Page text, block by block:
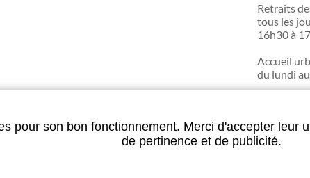
pour son bon fonctionnement. Merci d'accepter leur
de pertinence et de publicité.
Retraits
tous les
16h30 à
Accueil
du lundi
Mentions légales-Plan du site